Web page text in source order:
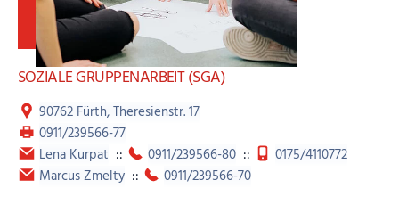
Treffpunkt e.V. – TOA Nürnberg
Step e.V. – TOA Erlangen
Bayerische TOA-Landesgruppe
DVJJ –
Deutsche Vereinigung für Jugendgerichte und
Bayerisches Justizministerium
Servicebüro für TOA und Konfliktschlichtung
SOZIALE GRUPPENARBEIT (SGA)
90762 Fürth, Theresienstr. 17
0911/239566-77
Lena Kurpat :: 0911/239566-80::
0175/4110772
Marcus Zmelty::
0911/239566-70